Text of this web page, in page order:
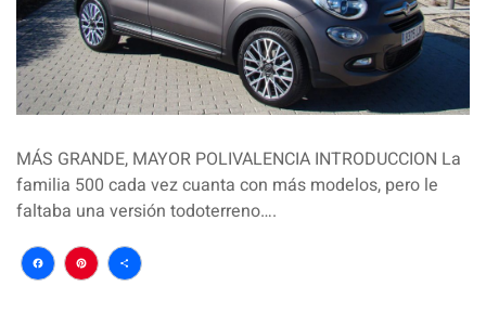
MÁS GRANDE, MAYOR POLIVALENCIA INTRODUCCION La
familia 500 cada vez cuanta con más modelos, pero le
faltaba una versión todoterreno….
Facebook
Pinterest
Compartir